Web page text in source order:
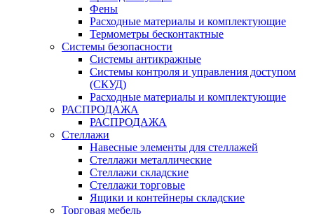
Фены
Расходные материалы и комплектующие
Термометры бесконтактные
Системы безопасности
Системы антикражные
Системы контроля и управления доступом
(СКУД)
Расходные материалы и комплектующие
РАСПРОДАЖА
РАСПРОДАЖА
Стеллажи
Навесные элементы для стеллажей
Стеллажи металлические
Стеллажи складские
Стеллажи торговые
Ящики и контейнеры складские
Торговая мебель